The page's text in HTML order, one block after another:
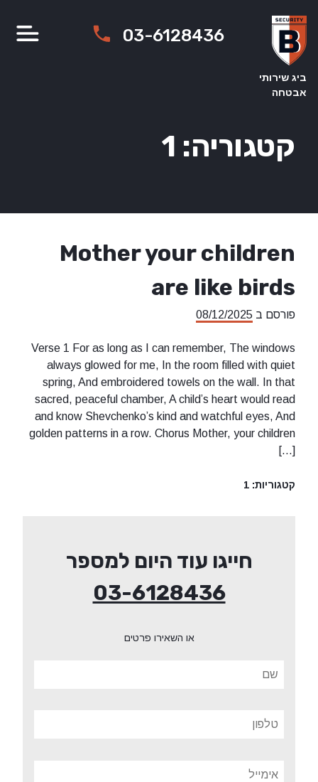
content
ביג שירותי
אבטחה
03-6128436
קטגוריה: 1
Mother your children
are like birds
פורסם ב 08/12/2025
Verse 1 For as long as I can remember, The windows
always glowed for me, In the room filled with quiet
spring, And embroidered towels on the wall. In that
sacred, peaceful chamber, A child’s heart would read
and know Shevchenko’s kind and watchful eyes, And
golden patterns in a row. Chorus Mother, your children
[…]
קטגוריות: 1
חייגו עוד היום למספר
03-6128436
או השאירו פרטים